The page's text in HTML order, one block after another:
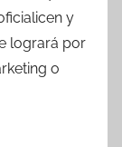
y
logrará por
o